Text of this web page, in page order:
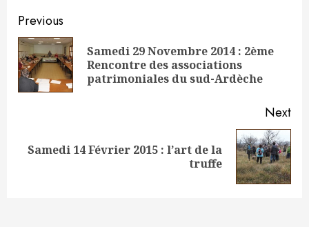
Continue
Reading
Previous
Samedi 29 Novembre 2014 : 2ème
Rencontre des associations
patrimoniales du sud-Ardèche
Next
Next
Samedi 14 Février 2015 : l’art de la
truffe